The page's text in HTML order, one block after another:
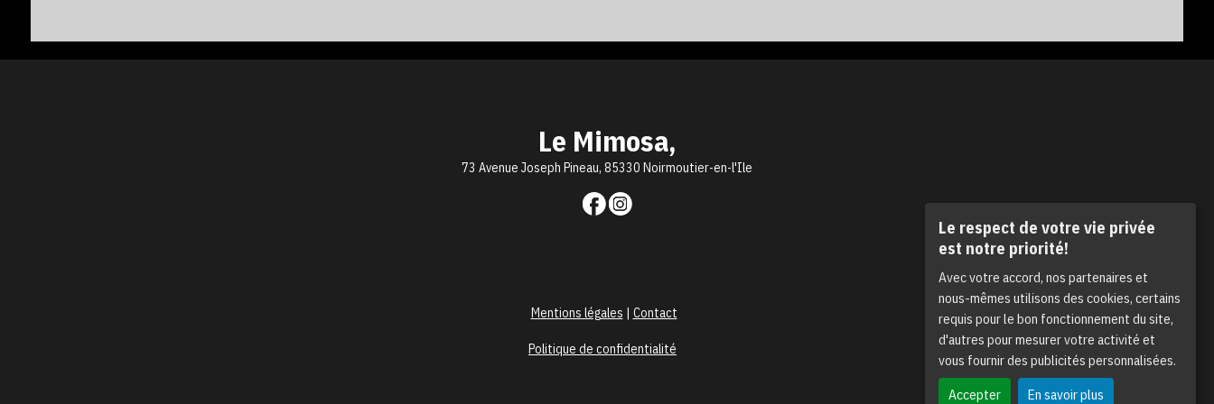
Le respect de votre vie privée
est notre priorité!
Avec votre accord, nos partenaires et
nous-mêmes utilisons des cookies, certains
requis pour le bon fonctionnement du site,
d'autres pour mesurer votre activité et
vous fournir des publicités personnalisées.
Accepter
En savoir plus
Le Mimosa,
73 Avenue Joseph Pineau, 85330 Noirmoutier-en-l'Ile
Mentions légales | Contact
Politique de confidentialité